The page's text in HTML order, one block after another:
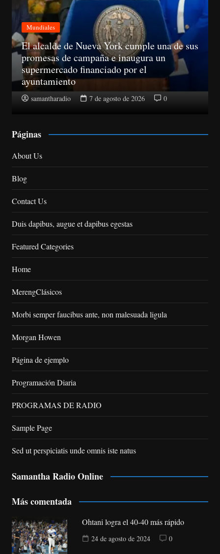
Económica
Cuando hay apagón de noche es avería
porque nosotros no damos apagones de
noche
samantharadio 7 de agosto de 2026 0
Páginas
About Us
Blog
Contact Us
Duis dapibus, augue et dapibus egestas
Featured Categories
Home
MerengClásicos
Morbi semper faucibus ante, non malesuada ligula
Morgan Howen
Página de ejemplo
Programación Diaria
PROGRAMAS DE RADIO
Sample Page
Sed ut perspiciatis unde omnis iste natus
Samantha Radio Online
Más comentada
Ohtani logra el 40-40 más rápido
24 de agosto de 2024 0